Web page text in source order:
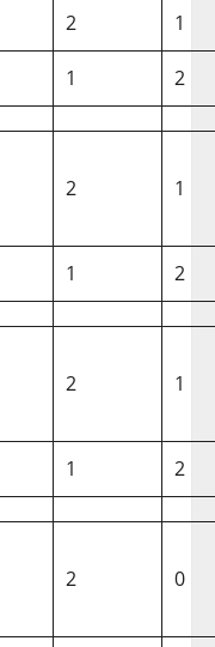
2 1
1 2
2 1
1 2
2 1
1 2
2 0